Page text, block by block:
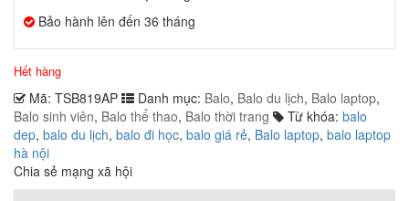
Bảo hành lên đến 36 tháng
Hết hàng
Mã: TSB819AP Danh mục: Balo, Balo du lịch, Balo laptop,
Balo sinh viên, Balo thể thao, Balo thời trang Từ khóa: balo
dep, balo du lịch, balo đi học, balo giá rẻ, Balo laptop, balo laptop
hà nội
Chia sẻ mạng xã hội